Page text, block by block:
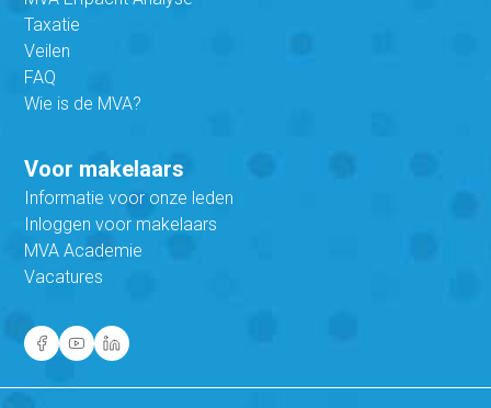
Taxatie
Veilen
FAQ
Wie is de MVA?
Voor makelaars
Informatie voor onze leden
Inloggen voor makelaars
MVA Academie
Vacatures